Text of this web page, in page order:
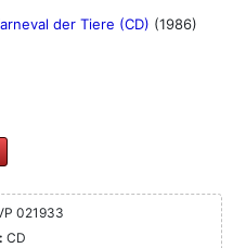
der Tiere (CD) (1986)
021933
CD